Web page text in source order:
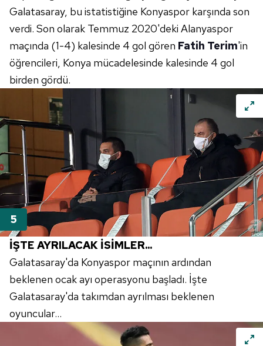
Galatasaray, bu istatistiğine Konyaspor karşında son
verdi. Son olarak Temmuz 2020'deki Alanyaspor
maçında (1-4) kalesinde 4 gol gören Fatih Terim'in
öğrencileri, Konya mücadelesinde kalesinde 4 gol
birden gördü.
İŞTE AYRILACAK İSİMLER...
Galatasaray'da Konyaspor maçının ardından
beklenen ocak ayı operasyonu başladı. İşte
Galatasaray'da takımdan ayrılması beklenen
oyuncular...